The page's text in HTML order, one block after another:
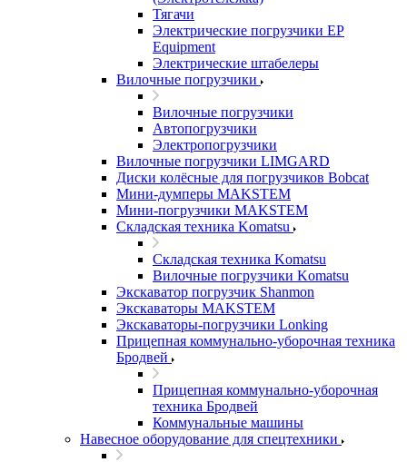
Тягачи
Электрические погрузчики EP
Equipment
Электрические штабелеры
Вилочные погрузчики
Вилочные погрузчики
Автопогрузчики
Электропогрузчики
Вилочные погрузчики LIMGARD
Диски колёсные для погрузчиков Bobcat
Мини-думперы MAKSTEM
Мини-погрузчики MAKSTEM
Складская техника Komatsu
Складская техника Komatsu
Вилочные погрузчики Komatsu
Экскаватор погрузчик Shanmon
Экскаваторы MAKSTEM
Экскаваторы-погрузчики Lonking
Прицепная коммунально-уборочная техника
Бродвей
Прицепная коммунально-уборочная
техника Бродвей
Коммунальные машины
Навесное оборудование для спецтехники